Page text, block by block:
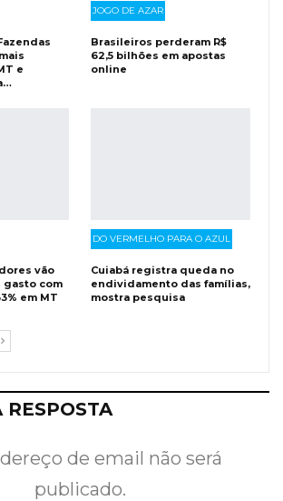
e
JOGO DE AZAR
Brasileiros perderam R$
62,5 bilhões em apostas
online
vão
gasto com
em MT
DO VERMELHO PARA O AZUL
Cuiabá registra queda no
endividamento das famílias,
mostra pesquisa
de email não será
publicado.